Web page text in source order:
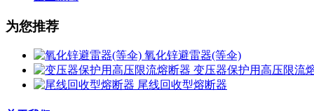
为您推荐
氧化锌避雷器(等伞)
变压器保护用高压限流
尾线回收型熔断器